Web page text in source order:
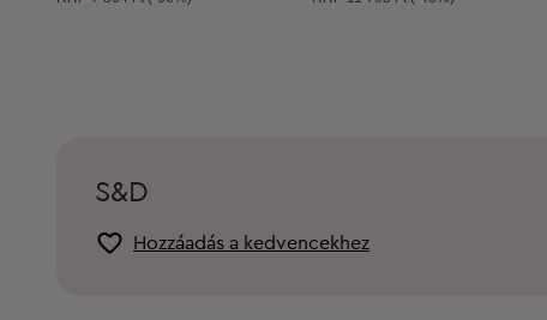
S&D
Hozzáadás a kedvencekhez